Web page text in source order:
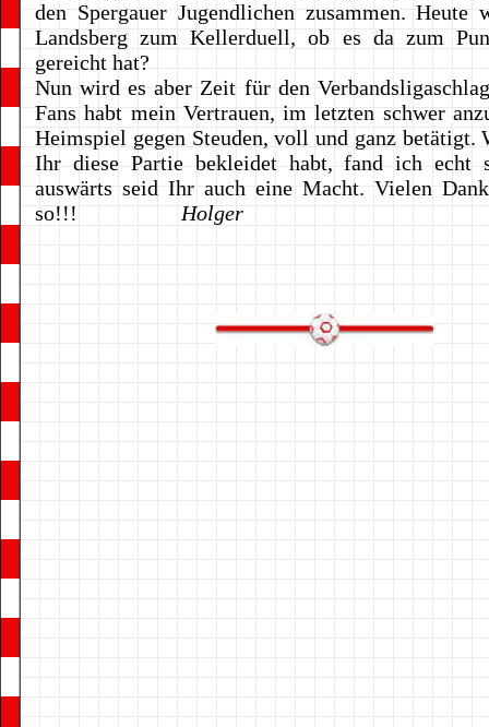
den Spergauer Jugendlichen zusammen. Heute
Landsberg zum Kellerduell, ob es da zum
gereicht hat?
Nun wird es aber Zeit für den
Fans habt mein Vertrauen, im letzten schwer
Heimspiel gegen Steuden, voll und ganz betätigt.
Ihr diese Partie bekleidet habt, fand ich echt
auswärts seid Ihr auch eine Macht. Vielen
so!!! Holger